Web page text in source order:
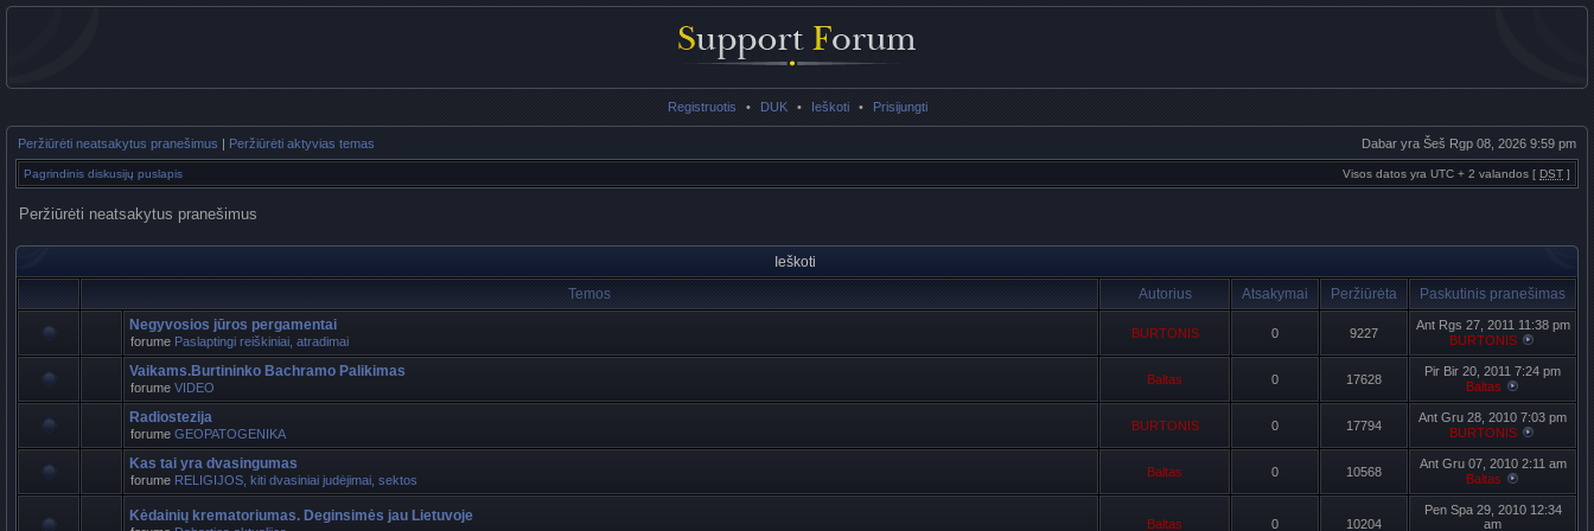
Registruotis • DUK • Ieškoti • Prisijungti
Peržiūrėti neatsakytus pranešimus | Peržiūrėti aktyvias temas Dabar yra Šeš Rgp 08, 2026 9:59 pm
Pagrindinis diskusijų puslapis Visos datos yra UTC + 2 valandos [ DST ]
Peržiūrėti neatsakytus pranešimus
Ieškoti
Temos
Autorius Atsakymai Peržiūrėta
Paskutinis pranešimas
Negyvosios jūros pergamentai
forume Paslaptingi reiškiniai, atradimai
BURTONIS 0 9227
Ant Rgs 27, 2011 11:38 pm
BURTONIS
Vaikams.Burtininko Bachramo Palikimas
forume VIDEO
Baltas 0 17628
Pir Bir 20, 2011 7:24 pm
Baltas
Radiostezija
forume GEOPATOGENIKA
BURTONIS 0 17794
Ant Gru 28, 2010 7:03 pm
BURTONIS
Kas tai yra dvasingumas
forume RELIGIJOS, kiti dvasiniai judėjimai, sektos
Baltas 0 10568
Ant Gru 07, 2010 2:11 am
Baltas
Kėdainių krematoriumas. Deginsimės jau Lietuvoje Baltas 0 10204
Pen Spa 29, 2010 12:34
am